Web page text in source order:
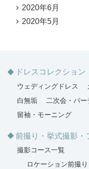
2020年6月
2020年5月
ドレスコレクション
ウェディングドレス
白無垢
二次会・パー
留袖・モーニング
前撮り・挙式撮影・
撮影コース一覧
ロケーション前撮り